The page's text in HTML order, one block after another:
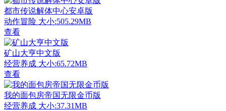
都市传说解体中心安卓版
动作冒险 大小:505.29MB
查看
矿山大亨中文版
经营养成 大小:65.72MB
查看
我的面包房帝国无限金币版
经营养成 大小:37.31MB